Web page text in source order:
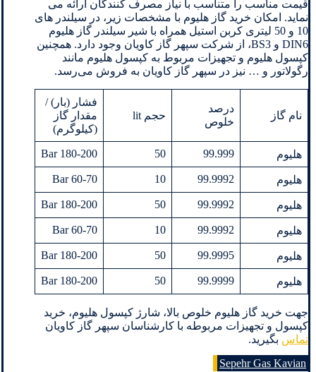
قیمت مناسب را متناسب با نیاز مصرف کنندگان ارائه می
نماید. امکان خرید گاز هلیوم با مشخصات زیر، در سیلندر های
10 و 50 لیتری کربن استیل همراه با شیر سیلندر گاز هلیوم
DIN6 و BS3، از شرکت سپهر گاز کاویان وجود دارد. همچنین
کپسول هلیوم و تجهیزات مربوط به کپسول هلیوم مانند
رگولاتور و … نیز در سپهر گاز کاویان به فروش می‌رسد.
نام گاز
درصد
خلوص
حجم lit
فشار (بار) /
مقدار گاز
(کیلوگرم)
هلیوم 99.999
50
180-200 Bar
هلیوم 99.9992
10
60-70 Bar
هلیوم 99.9992
50
180-200 Bar
هلیوم 99.9992
10
60-70 Bar
هلیوم 99.9995
50
180-200 Bar
هلیوم 99.9999
50
180-200 Bar
جهت خرید گاز هلیوم خلوص بالا، شارژ کپسول هلیوم، خرید
کپسول و تجهیزات مربوطه با کارشناسان سپهر گاز کاویان
تماس بگیرید.
Sepehr Gas Kavian